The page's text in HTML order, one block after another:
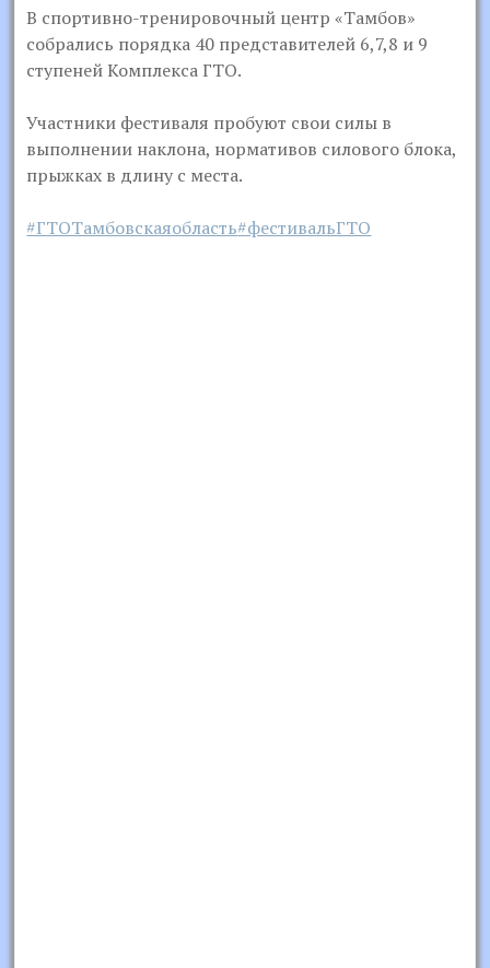
В спортивно-тренировочный центр «Тамбов»
собрались порядка 40 представителей 6,7,8 и 9
ступеней Комплекса ГТО.
Участники фестиваля пробуют свои силы в
выполнении наклона, нормативов силового блока,
прыжках в длину с места.
#ГТОТамбовскаяобласть#фестивальГТО